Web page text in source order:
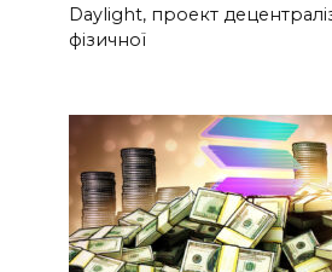
Daylight, проект
фізичної